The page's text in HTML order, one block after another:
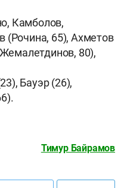
Камболов,
(Рочина, 65), Ахметов
80),
Бауэр (26),
Тимур Байрамов